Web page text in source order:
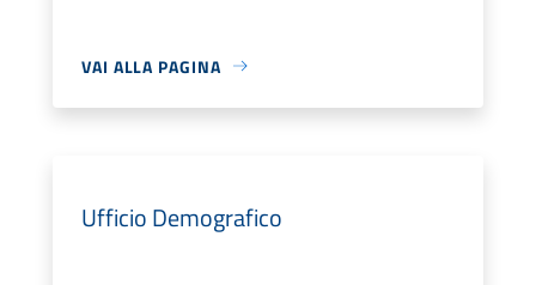
VAI ALLA PAGINA
Ufficio Demografico